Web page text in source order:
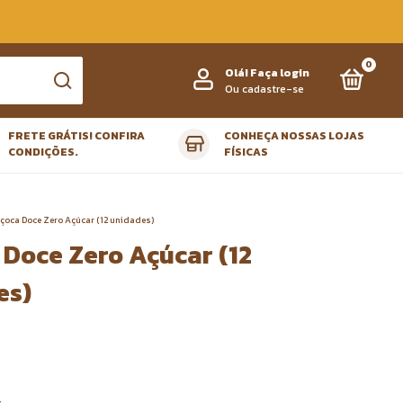
Olá!Faça login
Ou cadastre-se
0
FRETE GRÁTIS! CONFIRA
CONDIÇÕES.
CONHEÇA NOSSAS LOJAS
FÍSICAS
Doce Zero Açúcar (12 unidades)
Zero Açúcar (12